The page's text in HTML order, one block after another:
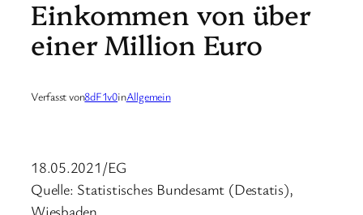
Einkommen von über
einer Million Euro
Verfasst von8dF1v0inAllgemein
18.05.2021/EG
Quelle: Statistisches Bundesamt (Destatis),
Wiesbaden